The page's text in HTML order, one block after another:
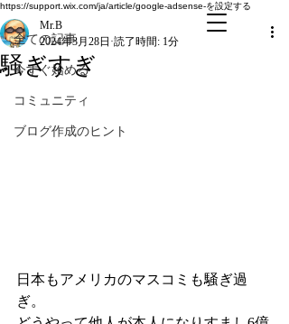
https://support.wix.com/ja/article/google-adsense-を設定する
全ての記事
今すぐ始める
コミュニティ
ブログ作成のヒント
騒ぎすぎ
Mr.B
2024年3月28日 読了時間: 1分
日本もアメリカのマスコミも騒ぎ過
ぎ。